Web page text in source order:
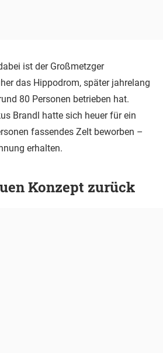
ist der Großmetzger
das Hippodrom, später jahrelang
80 Personen betrieben hat.
Brandl hatte sich heuer für ein
fassendes Zelt beworben –
erhalten.
Konzept zurück